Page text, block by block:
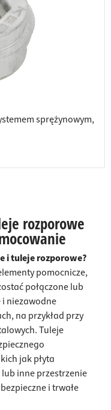
sprężynowym,
rozporowe
i tuleje rozporowe?
pomocnicze,
połączone lub
niezawodne
na przykład przy
Tuleje
jak płyta
inne przestrzenie
i trwałe